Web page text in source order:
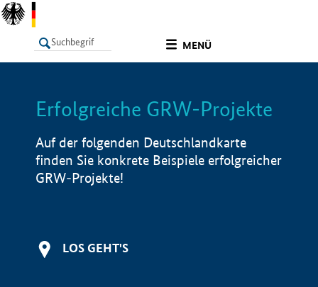
MENÜ
LISTE Info
Erfolgreiche GRW-Projekte
Auf der folgenden Deutschlandkarte
finden Sie konkrete Beispiele erfolgreicher
GRW-Projekte!
LOS GEHT'S